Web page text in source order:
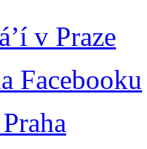
v Praze
Facebooku